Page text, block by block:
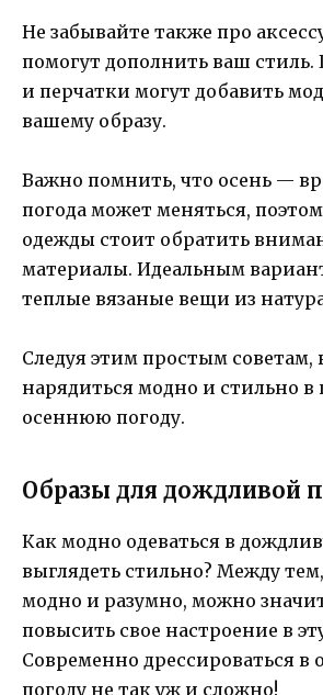
Не забывайте также про
помогут дополнить ваш
и перчатки могут добавить
вашему образу.
Важно помнить, что осень —
погода может меняться,
одежды стоит обратить
материалы. Идеальным
теплые вязаные вещи из
Следуя этим простым советам,
нарядиться модно и стильно в
осеннюю погоду.
Образы для дождливой
Как модно одеваться в
выглядеть стильно? Между
модно и разумно, можно
повысить свое настроение в
Современно дрессироваться
погоду не так уж и сложно!